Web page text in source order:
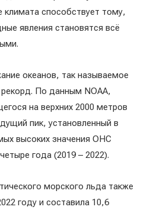
климата способствует тому,
явления становятся всё
океанов, так называемое
По данным NOAA,
на верхних 2000 метров
пик, установленный в
высоких значения OHC
года (2019 – 2022).
морского льда также
году и составила 10,6